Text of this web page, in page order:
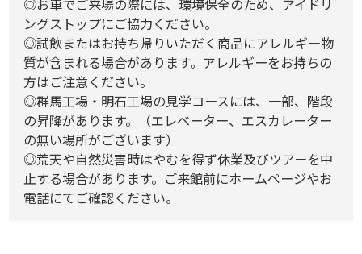
◎お車でご来場の際には、環境保全のため、アイドリ
ングストップにご協力ください。
◎試飲またはお持ち帰りいただく商品にアレルギー物
質が含まれる場合があります。アレルギーをお持ちの
方はご注意ください。
◎群馬工場・明石工場の見学コースには、一部、階段
の昇降があります。（エレベーター、エスカレーター
の無い場所がございます）
◎荒天や自然災害時はやむを得ず休業及びツアーを中
止する場合があります。ご来館前にホームページやお
電話にてご確認ください。